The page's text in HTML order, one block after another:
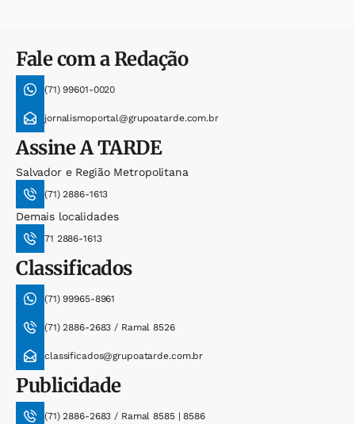
Fale com a Redação
(71) 99601-0020
jornalismoportal@grupoatarde.com.br
AssineA TARDE
Salvador e Região Metropolitana
(71) 2886-1613
Demais localidades
71 2886-1613
Classificados
(71) 99965-8961
(71) 2886-2683 / Ramal 8526
classificados@grupoatarde.com.br
Publicidade
(71) 2886-2683 / Ramal 8585 | 8586